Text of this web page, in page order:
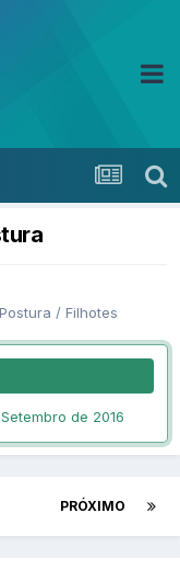
/ Filhotes
de 2016
PRÓXIMO